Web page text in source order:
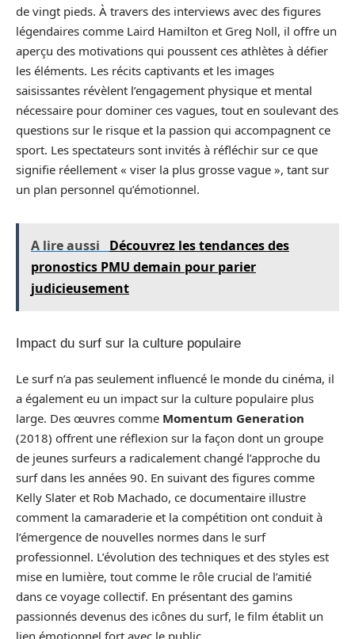
de vingt pieds. À travers des interviews avec des figures
légendaires comme Laird Hamilton et Greg Noll, il offre un
aperçu des motivations qui poussent ces athlètes à défier
les éléments. Les récits captivants et les images
saisissantes révèlent l’engagement physique et mental
nécessaire pour dominer ces vagues, tout en soulevant des
questions sur le risque et la passion qui accompagnent ce
sport. Les spectateurs sont invités à réfléchir sur ce que
signifie réellement « viser la plus grosse vague », tant sur
un plan personnel qu’émotionnel.
A lire aussi
Découvrez les tendances des
pronostics PMU demain pour parier
judicieusement
Impact du surf sur la culture populaire
Le surf n’a pas seulement influencé le monde du cinéma, il
a également eu un impact sur la culture populaire plus
large. Des œuvres comme Momentum Generation
(2018) offrent une réflexion sur la façon dont un groupe
de jeunes surfeurs a radicalement changé l’approche du
surf dans les années 90. En suivant des figures comme
Kelly Slater et Rob Machado, ce documentaire illustre
comment la camaraderie et la compétition ont conduit à
l’émergence de nouvelles normes dans le surf
professionnel. L’évolution des techniques et des styles est
mise en lumière, tout comme le rôle crucial de l’amitié
dans ce voyage collectif. En présentant des gamins
passionnés devenus des icônes du surf, le film établit un
lien émotionnel fort avec le public.